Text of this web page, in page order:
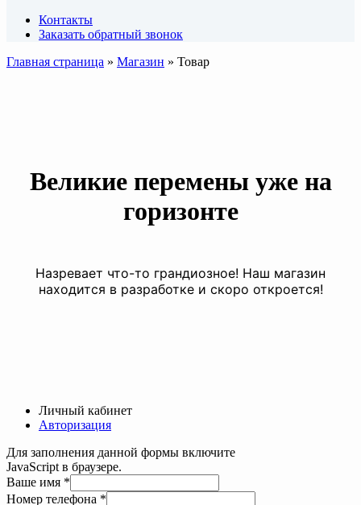
Контакты
Заказать обратный звонок
Главная страница » Магазин » Товар
Великие перемены уже на
горизонте
Назревает что-то грандиозное! Наш магазин
находится в разработке и скоро откроется!
Личный кабинет
Авторизация
Для заполнения данной формы включите
JavaScript в браузере.
Ваше имя *
Номер телефона *